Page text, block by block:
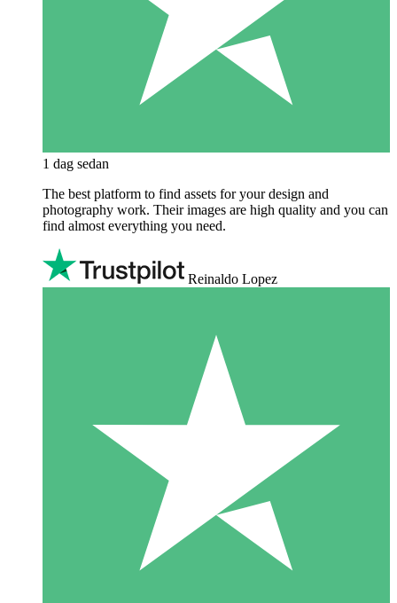
1 dag sedan
The best platform to find assets for your design and
photography work. Their images are high quality and you can
find almost everything you need.
Reinaldo Lopez